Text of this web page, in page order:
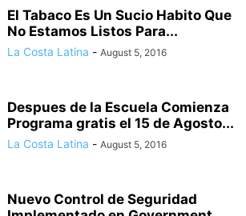
El Tabaco Es Un Sucio Habito Que
No Estamos Listos Para...
La Costa Latina - August 5, 2016
Despues de la Escuela Comienza
Programa gratis el 15 de Agosto...
La Costa Latina - August 5, 2016
Nuevo Control de Seguridad